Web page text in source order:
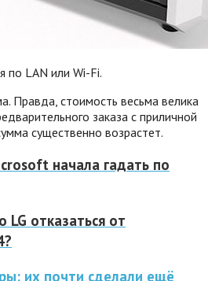
по LAN или Wi-Fi.
Правда, стоимость весьма велика
заказа с приличной
существенно возрастет.
начала гадать по
LG отказаться от
их почти сделали ещё